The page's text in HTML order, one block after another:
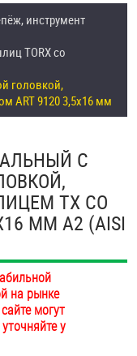
инструмент
TORX со
головкой,
ART 9120 3,5х16 мм
С
TX СО
ММ А2 (AISI
на рынке
могут
у